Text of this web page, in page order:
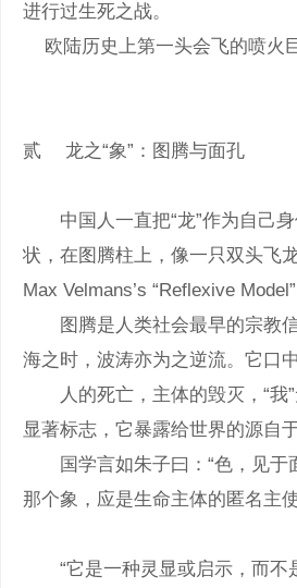
进行过生死之战。
欧陆历史上第一头会飞的喷火
贰 龙之“象”：图腾与面孔
中国人一直把“龙”作为自己身
状，在图腾柱上，像一只双头飞
Max Velmans’s “Reflexive
图腾是人类社会最早的宗教信
海之时，波涛亦为之逆流。它口
人的死亡，主体的毁灭，“我”
显著标志，它暴露给世界的源自
国学言如朱子曰：“色，见于面
那个象，应是生命主体
“它是一种灵显或启示，而不